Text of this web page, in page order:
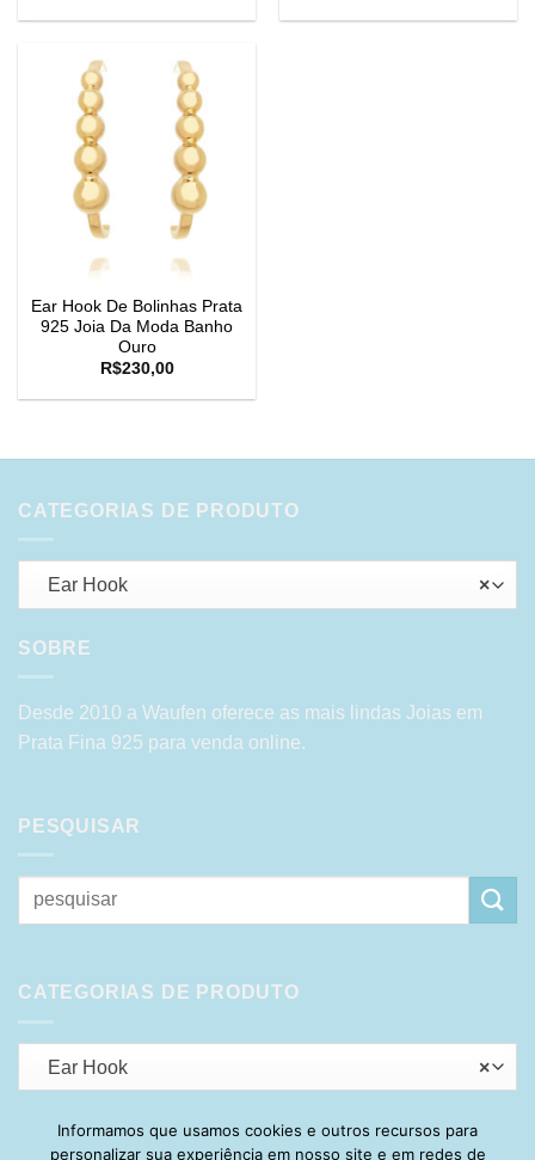
Ear Hook De Bolinhas Prata
925 Joia Da Moda Banho
Ouro
R$230,00
CATEGORIAS DE PRODUTO
×
Ear Hook
SOBRE
Desde 2010 a Waufen oferece as mais lindas Joias em
Prata Fina 925 para venda online.
PESQUISAR
Pesquisar
por:
CATEGORIAS DE PRODUTO
×
Ear Hook
Visa PayPal Stripe MasterCard
Cash
Informamos que usamos cookies e outros recursos para
personalizar sua experiência em nosso site e em redes de